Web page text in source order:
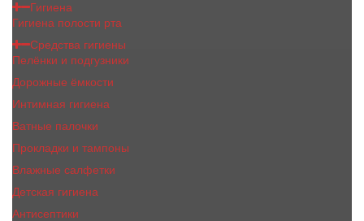
Гигиена
Гигиена полости рта
Средства гигиены
Пелёнки и подгузники
Дорожные ёмкости
Интимная гигиена
Ватные палочки
Прокладки и тампоны
Влажные салфетки
Детская гигиена
Антисептики